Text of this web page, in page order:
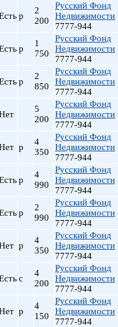
р
2
200
Русский Фонд
Недвижимости
7777-944
р
1
750
Русский Фонд
Недвижимости
7777-944
р
2
850
Русский Фонд
Недвижимости
7777-944
5
200
Русский Фонд
Недвижимости
7777-944
р
4
350
Русский Фонд
Недвижимости
7777-944
р
4
990
Русский Фонд
Недвижимости
7777-944
р
2
990
Русский Фонд
Недвижимости
7777-944
р
4
350
Русский Фонд
Недвижимости
7777-944
с
4
200
Русский Фонд
Недвижимости
7777-944
р
4
150
Русский Фонд
Недвижимости
7777-944